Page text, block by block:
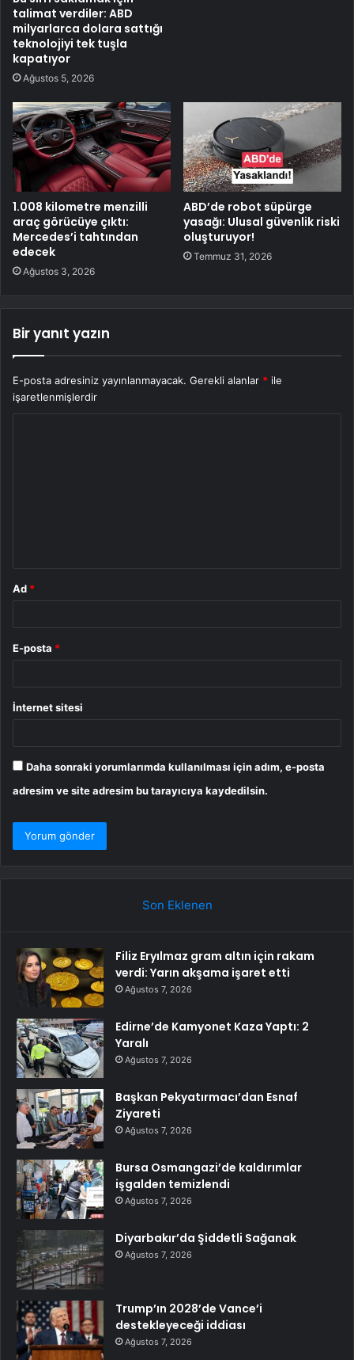
talimat verdiler: ABD
milyarlarca dolara sattığı
teknolojiyi tek tuşla
kapatıyor
Ağustos 5, 2026
1.008 kilometre menzilli
araç görücüye çıktı:
Mercedes’i tahtından
edecek
Ağustos 3, 2026
ABD’de robot süpürge
yasağı: Ulusal güvenlik riski
oluşturuyor!
Temmuz 31, 2026
Bir yanıt yazın
E-posta adresiniz yayınlanmayacak. Gerekli alanlar * ile
işaretlenmişlerdir
Ad *
E-posta *
İnternet sitesi
Daha sonraki yorumlarımda kullanılması için adım, e-posta
adresim ve site adresim bu tarayıcıya kaydedilsin.
Son Eklenen
Filiz Eryılmaz gram altın için rakam
verdi: Yarın akşama işaret etti
Ağustos 7, 2026
Edirne’de Kamyonet Kaza Yaptı: 2
Yaralı
Ağustos 7, 2026
Başkan Pekyatırmacı’dan Esnaf
Ziyareti
Ağustos 7, 2026
Bursa Osmangazi’de kaldırımlar
işgalden temizlendi
Ağustos 7, 2026
Diyarbakır’da Şiddetli Sağanak
Ağustos 7, 2026
Trump’ın 2028’de Vance’i
destekleyeceği iddiası
Ağustos 7, 2026